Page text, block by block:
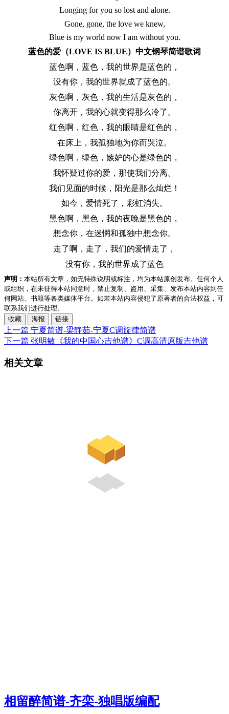
Longing for you so lost and alone.
Gone, gone, the love we knew,
Blue is my world now I am without you.
蓝色的爱（LOVE IS BLUE）中文钢琴简谱歌词
蓝色啊，蓝色，我的世界是蓝色的，
没有你，我的世界就成了蓝色的。
灰色啊，灰色，我的生活是灰色的，
你离开，我的心就变得那么冷了。
红色啊，红色，我的眼睛是红色的，
在床上，我孤独地为你而哭泣。
绿色啊，绿色，嫉妒的心是绿色的，
我怀疑过你的爱，那使我们分离。
我们见面的时候，阳光是那么灿烂！
如今，爱情死了，彩虹消失。
黑色啊，黑色，我的夜晚是黑色的，
想念你，在迷惘和孤独中想念你。
走了啊，走了，我们的爱情走了，
没有你，我的世界成了蓝色
声明： 本站所有文章，如无特殊说明或标注，均为本站原创发布。任何个人
或组织，在未征得本站同意时，禁止复制、盗用、采集、发布本站内容到任
何网站、书籍等各类媒体平台。如若本站内容侵犯了原著者的合法权益，可
联系我们进行处理。
收藏
海报 链接
上一篇 宁夏简谱-梁静茹-宁夏C调旋律简谱
下一篇 张明敏《我的中国心吉他谱》C调高清原版吉他谱
相关文章
相留醉简谱-齐栾-独唱版编配